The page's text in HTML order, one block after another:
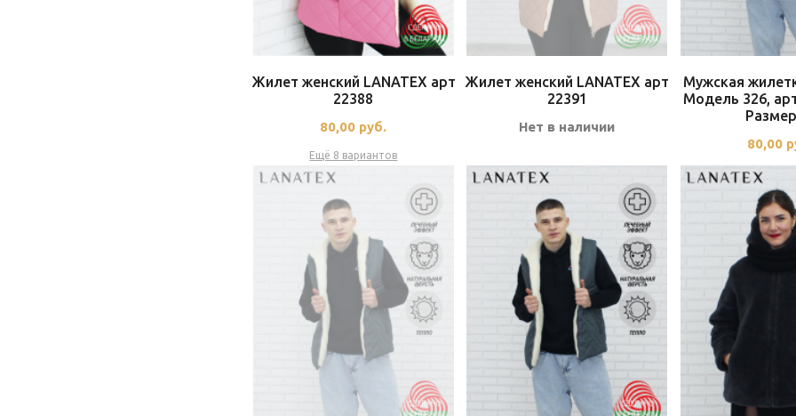
Жилет женский LANATEX арт
22388
80,00 руб.
Ещё 8 вариантов
Жилет женский LANATEX арт
22391
Нет в наличии
Мужская
Модель 326,
80,00